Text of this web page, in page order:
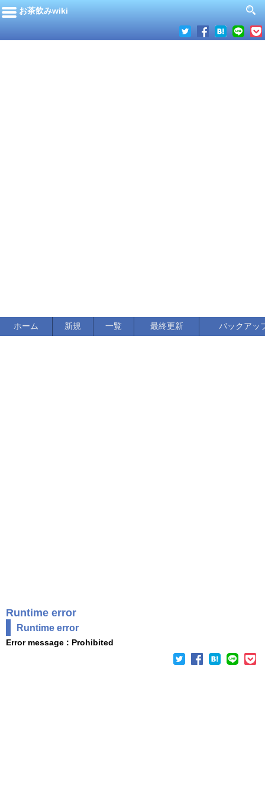
お茶飲みwiki
ホーム 新規 一覧 最終更新 バックアッ
Runtime error
Runtime error
Error message : Prohibited